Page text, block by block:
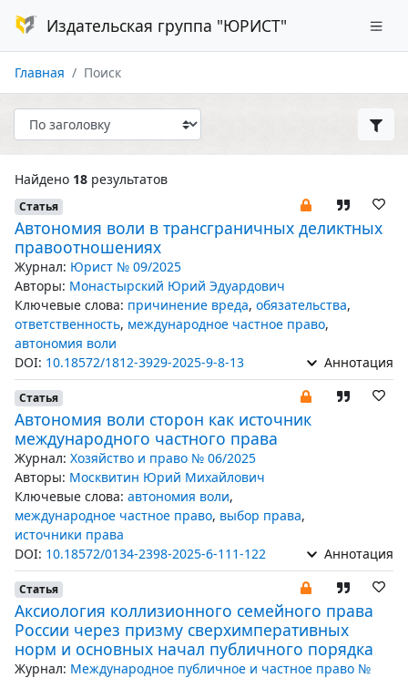
Издательская группа "ЮРИСТ"
Главная Поиск
Найдено 18 результатов
Статья
Автономия воли в трансграничных деликтных
правоотношениях
Журнал: Юрист № 09/2025
Авторы: Монастырский Юрий Эдуардович
Ключевые слова: причинение вреда, обязательства,
ответственность, международное частное право,
автономия воли
DOI: 10.18572/1812-3929-2025-9-8-13 Аннотация
Статья
Автономия воли сторон как источник
международного частного права
Журнал: Хозяйство и право № 06/2025
Авторы: Москвитин Юрий Михайлович
Ключевые слова: автономия воли,
международное частное право, выбор права,
источники права
DOI: 10.18572/0134-2398-2025-6-111-122 Аннотация
Статья
Аксиология коллизионного семейного права
России через призму сверхимперативных
норм и основных начал публичного порядка
Журнал: Международное публичное и частное право №